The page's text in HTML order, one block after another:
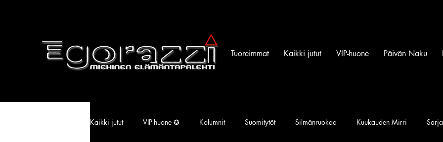
Tuoreimmat Kaikki jutut VIP-huone Päivän Naku
Kaikki jutut VIP-huone ✪ Kolumnit Suomitytöt Silmänruokaa Kuukauden Mirri